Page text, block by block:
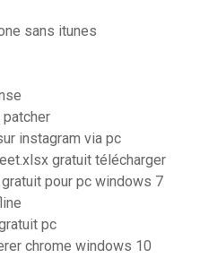
sans itunes
patcher
instagram via pc
gratuit télécharger
pour pc windows 7
pc
chrome windows 10